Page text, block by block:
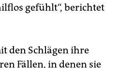
gefühlt“, berichtet
den Schlägen ihre
Fällen, in denen sie